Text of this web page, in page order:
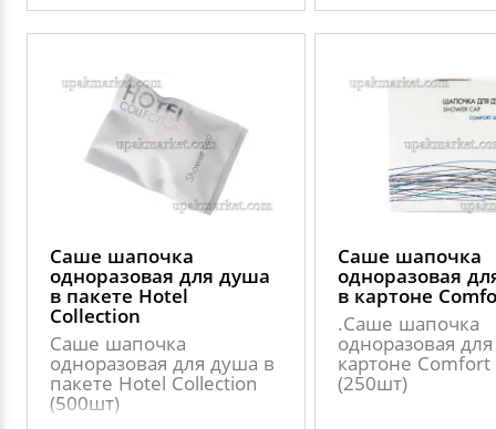
Саше шапочка
одноразовая для душа
в пакете Hotel
Collection
Саше шапочка
одноразовая для душа в
пакете Hotel Collection
(500шт)
Саше шапочка
одноразовая
в картоне
.Саше шапочка
одноразовая
картоне Сomfort
(250шт)